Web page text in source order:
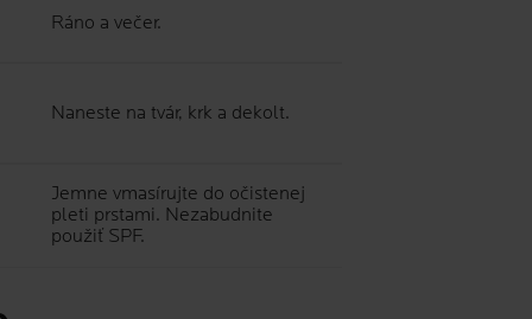
Ráno a večer.
Naneste na tvár, krk a dekolt.
Jemne vmasírujte do očistenej
pleti prstami. Nezabudnite
použiť SPF.